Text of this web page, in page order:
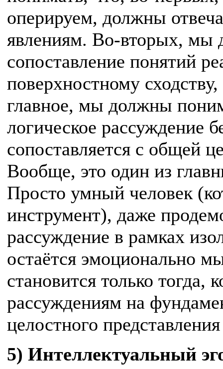
оперируем, должны
явлениям. Во-вторых, мы
сопоставление понятий
поверхностному
главное, мы должны
логическое рассуждение
сопоставляется с общей
Вообще, это один из
Просто умный человек
инструмент), даже
рассуждение в рамках
остаётся эмоционально
становится только тогда,
рассуждениям на
целостного
5) Интеллектуальный